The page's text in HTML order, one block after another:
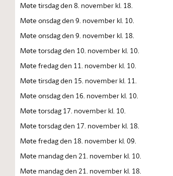
Møte tirsdag den 8. november kl. 18.
Møte onsdag den 9. november kl. 10.
Møte onsdag den 9. november kl. 18.
Møte torsdag den 10. november kl. 10.
Møte fredag den 11. november kl. 10.
Møte tirsdag den 15. november kl. 11.
Møte onsdag den 16. november kl. 10.
Møte torsdag 17. november kl. 10.
Møte torsdag den 17. november kl. 18.
Møte fredag den 18. november kl. 09.
Møte mandag den 21. november kl. 10.
Møte mandag den 21. november kl. 18.